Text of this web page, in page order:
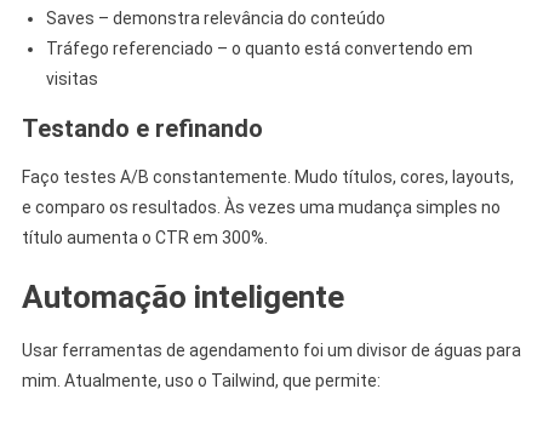
Saves – demonstra relevância do conteúdo
Tráfego referenciado – o quanto está convertendo em
visitas
Testando e refinando
Faço testes A/B constantemente. Mudo títulos, cores, layouts,
e comparo os resultados. Às vezes uma mudança simples no
título aumenta o CTR em 300%.
Automação inteligente
Usar ferramentas de agendamento foi um divisor de águas para
mim. Atualmente, uso o Tailwind, que permite: